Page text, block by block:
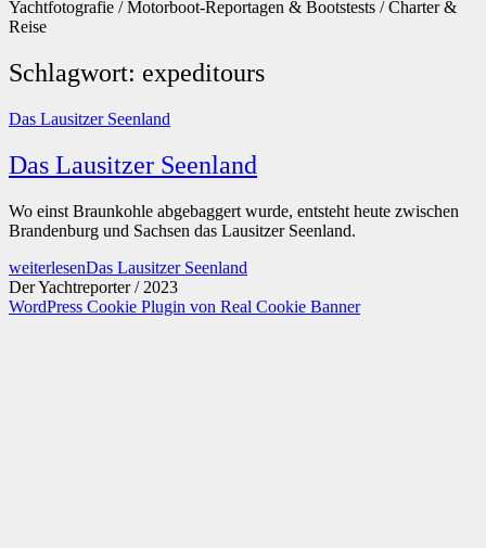
Yachtfotografie / Motorboot-Reportagen & Bootstests / Charter &
Reise
Schlagwort: expeditours
Das Lausitzer Seenland
Das Lausitzer Seenland
Wo einst Braunkohle abgebaggert wurde, entsteht heute zwischen
Brandenburg und Sachsen das Lausitzer Seenland.
weiterlesenDas Lausitzer Seenland
Der Yachtreporter / 2023
WordPress Cookie Plugin von Real Cookie Banner